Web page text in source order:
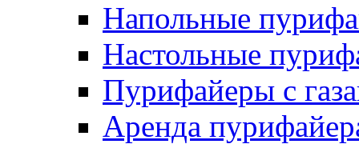
Напольные
Настольные
Пурифайеры с
Аренда